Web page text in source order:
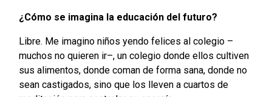
¿Cómo se imagina la educación del futuro?
Libre. Me imagino niños yendo felices al colegio –
muchos no quieren ir–, un colegio donde ellos cultiven
sus alimentos, donde coman de forma sana, donde no
sean castigados, sino que los lleven a cuartos de